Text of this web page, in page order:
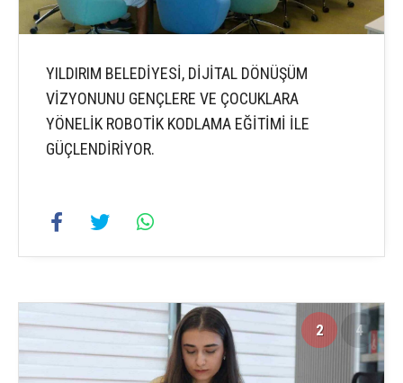
YILDIRIM BELEDİYESİ, DİJİTAL DÖNÜŞÜM
VİZYONUNU GENÇLERE VE ÇOCUKLARA
YÖNELİK ROBOTİK KODLAMA EĞİTİMİ İLE
GÜÇLENDİRİYOR.
2 4